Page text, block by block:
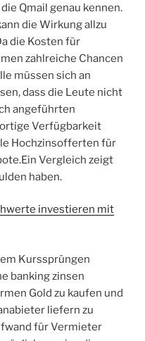
Qmail genau kennen.
die Wirkung allzu
die Kosten für
zahlreiche Chancen
müssen sich an
dass die Leute nicht
angeführten
Verfügbarkeit
Hochzinsofferten für
Vergleich zeigt
haben.
investieren mit
Kurssprüngen
banking zinsen
Gold zu kaufen und
liefern zu
für Vermieter